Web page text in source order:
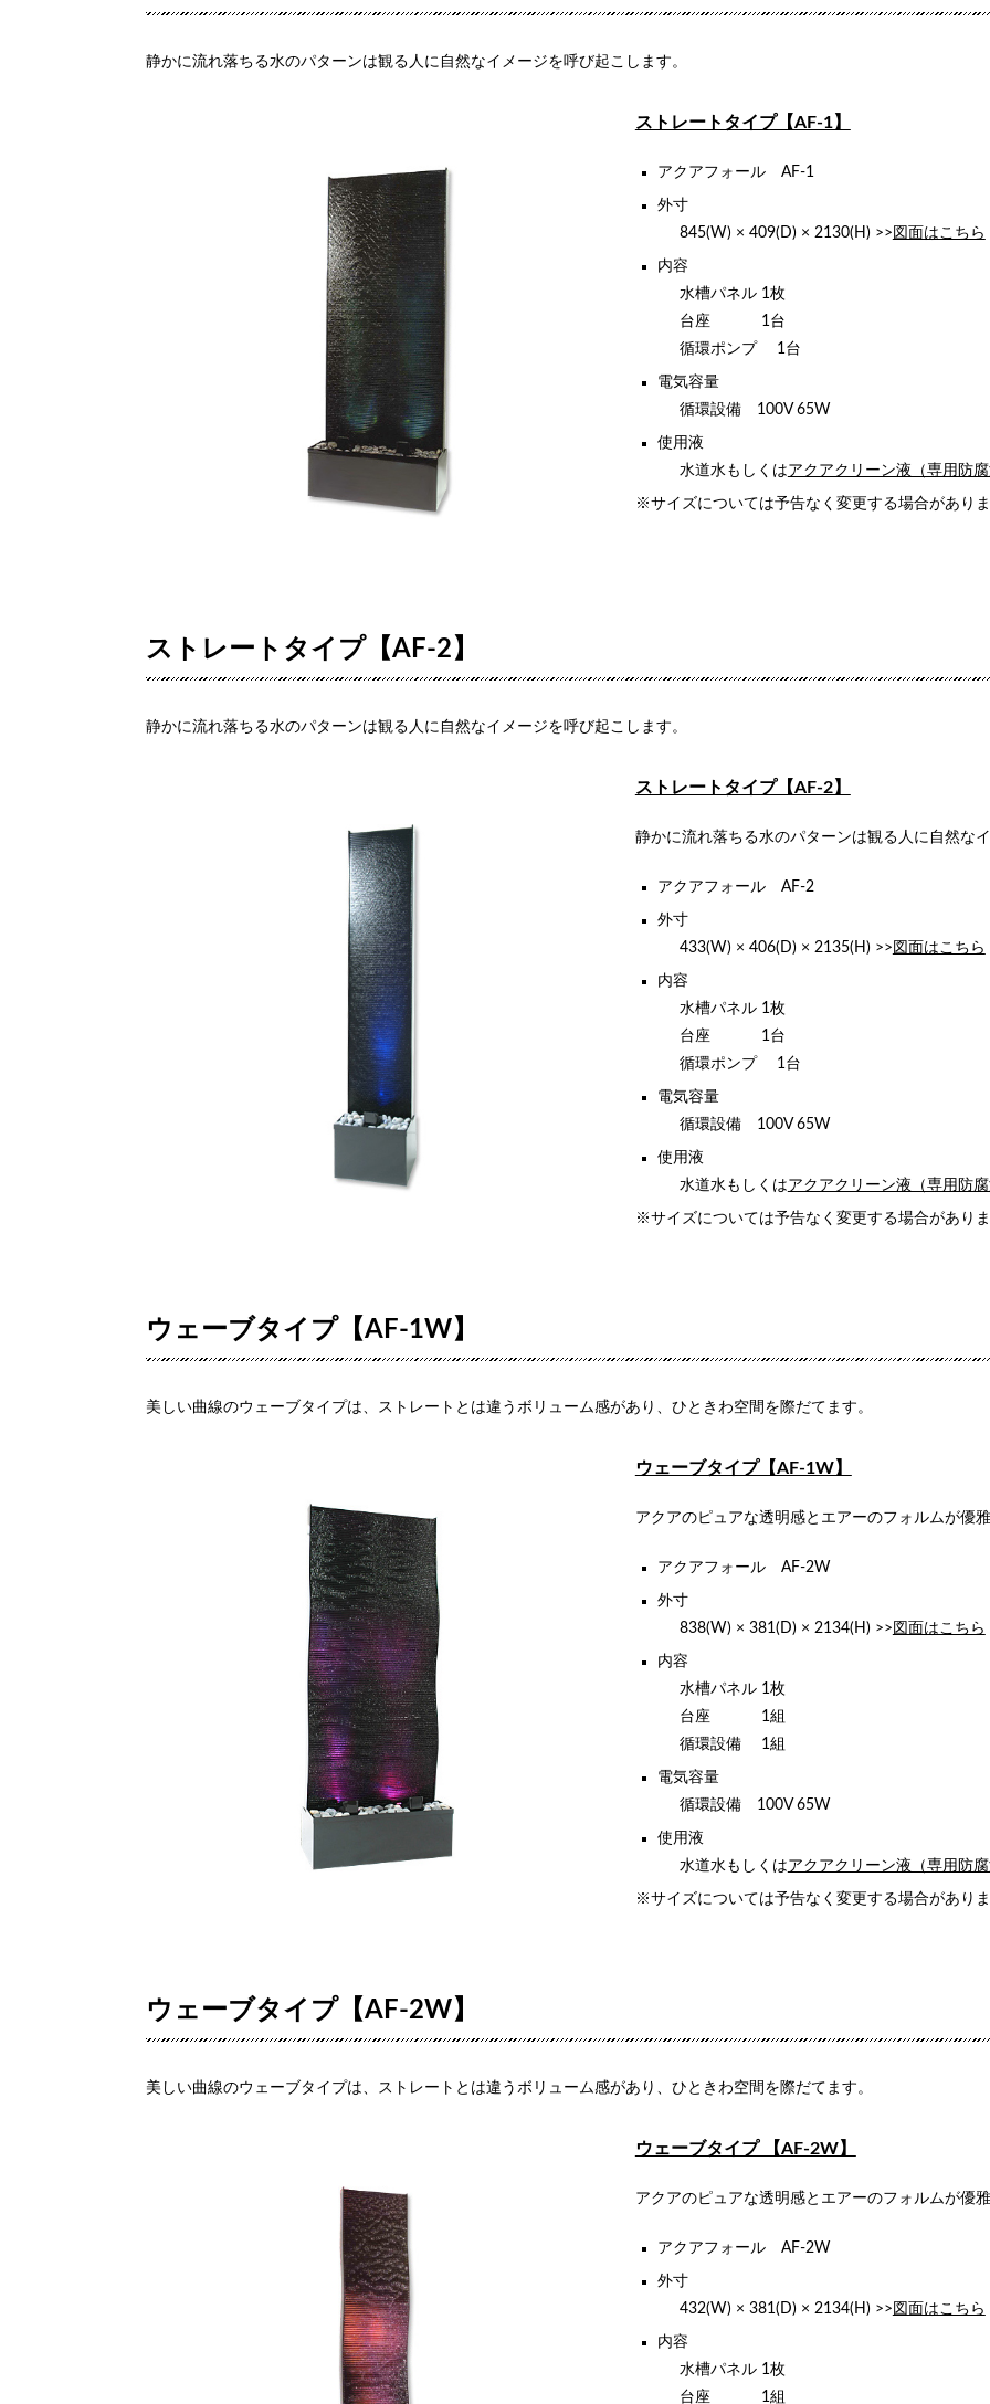
静かに流れ落ちる水のパターンは観る人に自然なイメージを呼び起こします。
ストレートタイプ【AF-1】
アクアフォール AF-1
外寸
845(W) × 409(D) × 2130(H) >> 図面はこちら
内容
水槽パネル 1枚
台座 1台
循環ポンプ 1台
電気容量
循環設備 100V 65W
使用液
水道水もしくはアクアクリーン液（専用防腐
※サイズについては予告なく変更する場合がありま
ストレートタイプ【AF-2】
静かに流れ落ちる水のパターンは観る人に自然なイメージを呼び起こします。
ストレートタイプ【AF-2】
静かに流れ落ちる水のパターンは観る人に自然な
アクアフォール AF-2
外寸
433(W) × 406(D) × 2135(H) >> 図面はこちら
内容
水槽パネル 1枚
台座 1台
循環ポンプ 1台
電気容量
循環設備 100V 65W
使用液
水道水もしくはアクアクリーン液（専用防腐
※サイズについては予告なく変更する場合がありま
ウェーブタイプ【AF-1W】
美しい曲線のウェーブタイプは、ストレートとは違うボリューム感があり、ひときわ空間を際だてます。
ウェーブタイプ【AF-1W】
アクアのピュアな透明感とエアーのフォルムが優
アクアフォール AF-2W
外寸
838(W) × 381(D) × 2134(H) >> 図面はこちら
内容
水槽パネル 1枚
台座 1組
循環設備 1組
電気容量
循環設備 100V 65W
使用液
水道水もしくはアクアクリーン液（専用防腐
※サイズについては予告なく変更する場合がありま
ウェーブタイプ【AF-2W】
美しい曲線のウェーブタイプは、ストレートとは違うボリューム感があり、ひときわ空間を際だてます。
ウェーブタイプ 【AF-2W】
アクアのピュアな透明感とエアーのフォルムが優
アクアフォール AF-2W
外寸
432(W) × 381(D) × 2134(H) >> 図面はこちら
内容
水槽パネル 1枚
台座 1組